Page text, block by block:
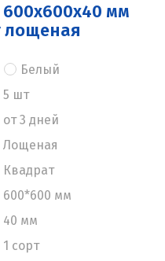
мм
лощеная
Белый
5 шт
от 3 дней
Лощеная
Квадрат
600*600 мм
40 мм
1 сорт